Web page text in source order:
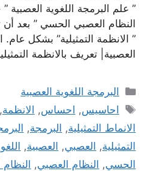
” علم البرمجة اللغوية العصبية
النظام العصبي الحسي ” بعد أن
” الانظمة التمثيلية” بشكل عام.
العصبية| تعريف بالانظمة
التصنيفات
البرمجة اللغوية العصبية
الوسوم
احاسيس, احساس, الانظمة,
الانماط التمثيلية, البرمجة,
التمثيلية, العصبي, العصبية,
الحسي, النظام العصبي,